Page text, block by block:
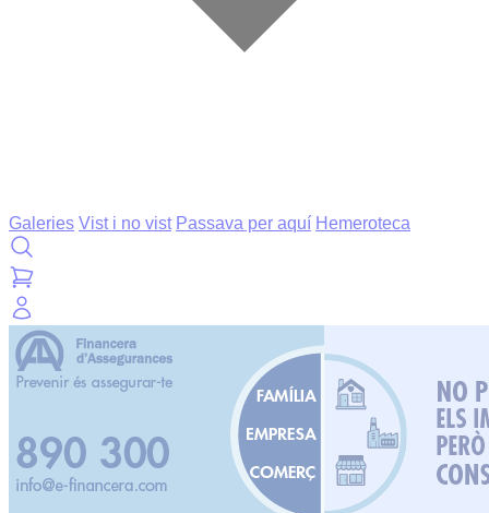
Galeries Vist i no vist Passava per aquí Hemeroteca